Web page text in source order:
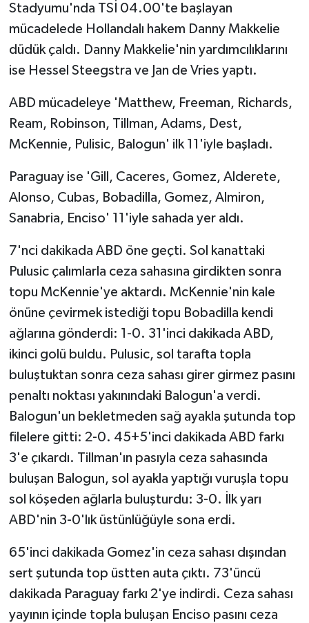
Stadyumu'nda TSİ 04.00'te başlayan
mücadelede Hollandalı hakem Danny Makkelie
düdük çaldı. Danny Makkelie'nin yardımcılıklarını
ise Hessel Steegstra ve Jan de Vries yaptı.
ABD mücadeleye 'Matthew, Freeman, Richards,
Ream, Robinson, Tillman, Adams, Dest,
McKennie, Pulisic, Balogun' ilk 11'iyle başladı.
Paraguay ise 'Gill, Caceres, Gomez, Alderete,
Alonso, Cubas, Bobadilla, Gomez, Almiron,
Sanabria, Enciso' 11'iyle sahada yer aldı.
7'nci dakikada ABD öne geçti. Sol kanattaki
Pulusic çalımlarla ceza sahasına girdikten sonra
topu McKennie'ye aktardı. McKennie'nin kale
önüne çevirmek istediği topu Bobadilla kendi
ağlarına gönderdi: 1-0. 31'inci dakikada ABD,
ikinci golü buldu. Pulusic, sol tarafta topla
buluştuktan sonra ceza sahası girer girmez pasını
penaltı noktası yakınındaki Balogun'a verdi.
Balogun'un bekletmeden sağ ayakla şutunda top
filelere gitti: 2-0. 45+5'inci dakikada ABD farkı
3'e çıkardı. Tillman'ın pasıyla ceza sahasında
buluşan Balogun, sol ayakla yaptığı vuruşla topu
sol köşeden ağlarla buluşturdu: 3-0. İlk yarı
ABD'nin 3-0'lık üstünlüğüyle sona erdi.
65'inci dakikada Gomez'in ceza sahası dışından
sert şutunda top üstten auta çıktı. 73'üncü
dakikada Paraguay farkı 2'ye indirdi. Ceza sahası
yayının içinde topla buluşan Enciso pasını ceza